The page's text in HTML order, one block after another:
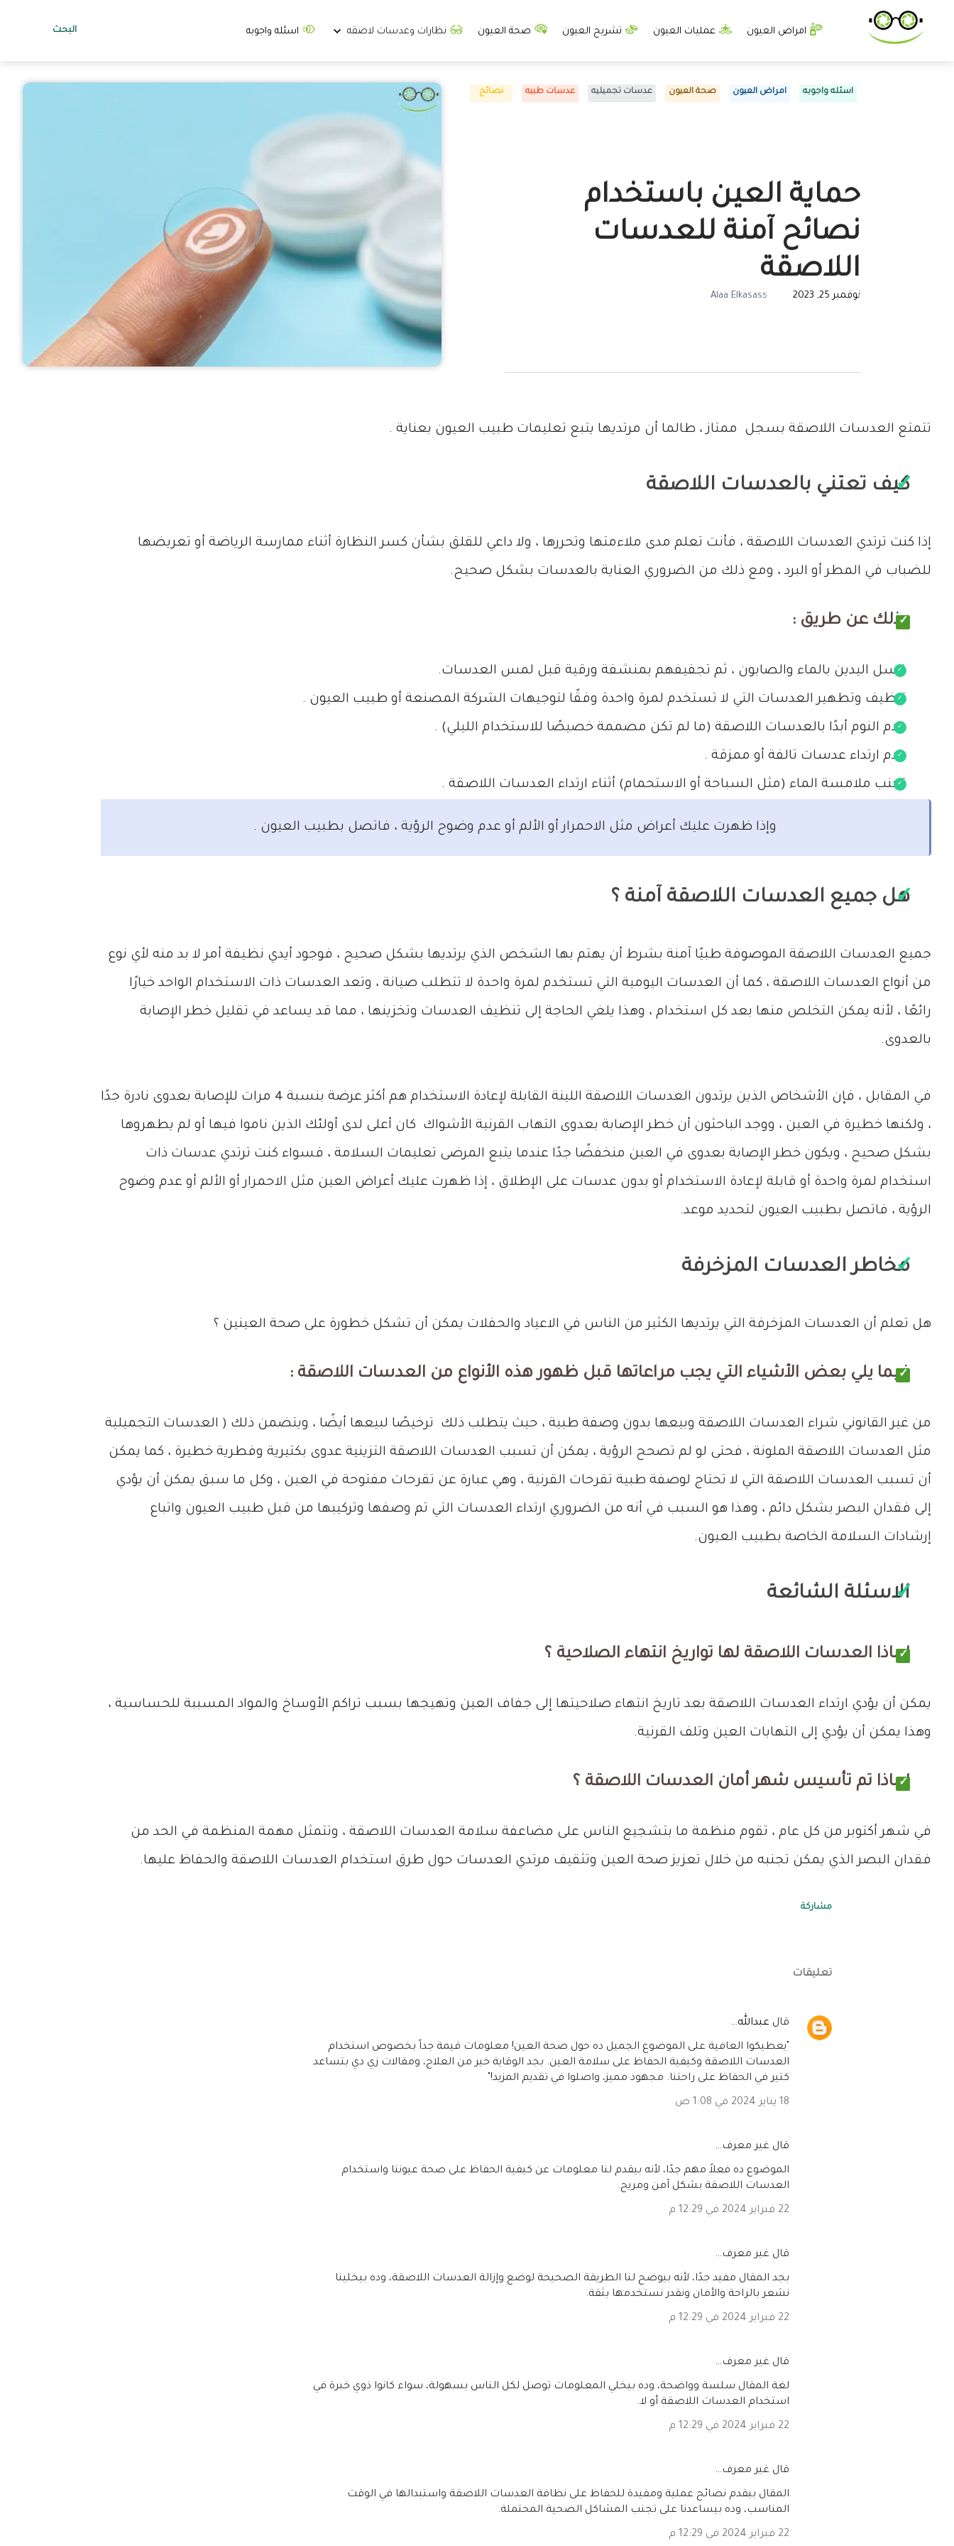
امراض العيون عمليات العيون تشريح العيون صحة العيون نظارات وعدسات لاصقه اسئله واجوبه البحث
اسئله واجوبه امراض العيون صحة العيون عدسات تجميليه عدسات طبيه نصائح
حماية العين باستخدام
نصائح آمنة للعدسات
اللاصقة
نوفمبر 25, 2023 Alaa Elkasass
تتمتع العدسات اللاصقة بسجل ممتاز ، طالما أن مرتديها يتبع تعليمات طبيب العيون بعناية .
كيف تعتني بالعدسات اللاصقة
إذا كنت ترتدي العدسات اللاصقة ، فأنت تعلم مدى ملاءمتها وتحررها ، ولا داعي للقلق بشأن كسر النظارة أثناء ممارسة الرياضة أو تعريضها
للضباب في المطر أو البرد ، ومع ذلك من الضروري العناية بالعدسات بشكل صحيح.
وذلك عن طريق :
غسل اليدين بالماء والصابون ، ثم تجفيفهم بمنشفة ورقية قبل لمس العدسات.
تنظيف وتطهير العدسات التي لا تستخدم لمرة واحدة وفقًا لتوجيهات الشركة المصنعة أو طبيب العيون .
عدم النوم أبدًا بالعدسات اللاصقة (ما لم تكن مصممة خصيصًا للاستخدام الليلي) .
عدم ارتداء عدسات تالفة أو ممزقة .
تجنب ملامسة الماء (مثل السباحة أو الاستحمام) أثناء ارتداء العدسات اللاصقة .
وإذا ظهرت عليك أعراض مثل الاحمرار أو الألم أو عدم وضوح الرؤية ، فاتصل بطبيب العيون .
هل جميع العدسات اللاصقة آمنة ؟
جميع العدسات اللاصقة الموصوفة طبيًا آمنة بشرط أن يهتم بها الشخص الذي يرتديها بشكل صحيح ، فوجود أيدي نظيفة أمر لا بد منه لأي نوع
من أنواع العدسات اللاصقة ، كما أن العدسات اليومية التي تستخدم لمرة واحدة لا تتطلب صيانة ، وتعد العدسات ذات الاستخدام الواحد خيارًا
رائعًا ، لأنه يمكن التخلص منها بعد كل استخدام ، وهذا يلغي الحاجة إلى تنظيف العدسات وتخزينها ، مما قد يساعد في تقليل خطر الإصابة
بالعدوى.
في المقابل ، فإن الأشخاص الذين يرتدون العدسات اللاصقة اللينة القابلة لإعادة الاستخدام هم أكثر عرضة بنسبة 4 مرات للإصابة بعدوى نادرة جدًا
، ولكنها خطيرة في العين ، ووجد الباحثون أن خطر الإصابة بعدوى التهاب القرنية الأشواك كان أعلى لدى أولئك الذين ناموا فيها أو لم يطهروها
بشكل صحيح ، ويكون خطر الإصابة بعدوى في العين منخفضًا جدًا عندما يتبع المرضى تعليمات السلامة ، فسواء كنت ترتدي عدسات ذات
استخدام لمرة واحدة أو قابلة لإعادة الاستخدام أو بدون عدسات على الإطلاق ، إذا ظهرت عليك أعراض العين مثل الاحمرار أو الألم أو عدم وضوح
الرؤية ، فاتصل بطبيب العيون لتحديد موعد.
مخاطر العدسات المزخرفة
هل تعلم أن العدسات المزخرفة التي يرتديها الكثير من الناس في الاعياد والحفلات يمكن أن تشكل خطورة على صحة العينين ؟
فيما يلي بعض الأشياء التي يجب مراعاتها قبل ظهور هذه الأنواع من العدسات اللاصقة :
من غير القانوني شراء العدسات اللاصقة وبيعها بدون وصفة طبية ، حيث يتطلب ذلك ترخيصًا لبيعها أيضًا ، ويتضمن ذلك ( العدسات التجميلية
مثل العدسات اللاصقة الملونة ، فحتى لو لم تصحح الرؤية ، يمكن أن تسبب العدسات اللاصقة التزينية عدوى بكتيرية وفطرية خطيرة ، كما يمكن
أن تسبب العدسات اللاصقة التي لا تحتاج لوصفة طبية تقرحات القرنية ، وهي عبارة عن تقرحات مفتوحة في العين ، وكل ما سبق يمكن أن يؤدي
إلى فقدان البصر بشكل دائم ، وهذا هو السبب في أنه من الضروري ارتداء العدسات التي تم وصفها وتركيبها من قبل طبيب العيون واتباع
إرشادات السلامة الخاصة بطبيب العيون.
الاسئلة الشائعة
لماذا العدسات اللاصقة لها تواريخ انتهاء الصلاحية ؟
يمكن أن يؤدي ارتداء العدسات اللاصقة بعد تاريخ انتهاء صلاحيتها إلى جفاف العين وتهيجها بسبب تراكم الأوساخ والمواد المسببة للحساسية ،
وهذا يمكن أن يؤدي إلى التهابات العين وتلف القرنية.
لماذا تم تأسيس شهر أمان العدسات اللاصقة ؟
في شهر أكتوبر من كل عام ، تقوم منظمة ما بتشجيع الناس على مضاعفة سلامة العدسات اللاصقة ، وتتمثل مهمة المنظمة في الحد من
فقدان البصر الذي يمكن تجنبه من خلال تعزيز صحة العين وتثقيف مرتدي العدسات حول طرق استخدام العدسات اللاصقة والحفاظ عليها.
مشاركة
تعليقات
‏قال عبدالله…
"يعطيكوا العافية على الموضوع الجميل ده حول صحة العين! معلومات قيمة جداً بخصوص استخدام
العدسات اللاصقة وكيفية الحفاظ على سلامة العين. بجد الوقاية خير من العلاج، ومقالات زي دي بتساعد
كتير في الحفاظ على راحتنا. مجهود مميز، واصلوا في تقديم المزيد!"
18 يناير 2024 في 1:08 ص
‏قال غير معرف…
الموضوع ده فعلاً مهم جدًا، لأنه بيقدم لنا معلومات عن كيفية الحفاظ على صحة عيوننا واستخدام
العدسات اللاصقة بشكل آمن ومريح.
22 فبراير 2024 في 12:29 م
‏قال غير معرف…
بجد المقال مفيد جدًا، لأنه بيوضح لنا الطريقة الصحيحة لوضع وإزالة العدسات اللاصقة، وده بيخلينا
نشعر بالراحة والأمان ونقدر نستخدمها بثقة.
22 فبراير 2024 في 12:29 م
‏قال غير معرف…
لغة المقال سلسة وواضحة، وده بيخلي المعلومات توصل لكل الناس بسهولة، سواء كانوا ذوي خبرة في
استخدام العدسات اللاصقة أو لا.
22 فبراير 2024 في 12:29 م
‏قال غير معرف…
المقال بيقدم نصائح عملية ومفيدة للحفاظ على نظافة العدسات اللاصقة واستبدالها في الوقت
المناسب، وده بيساعدنا على تجنب المشاكل الصحية المحتملة.
22 فبراير 2024 في 12:29 م